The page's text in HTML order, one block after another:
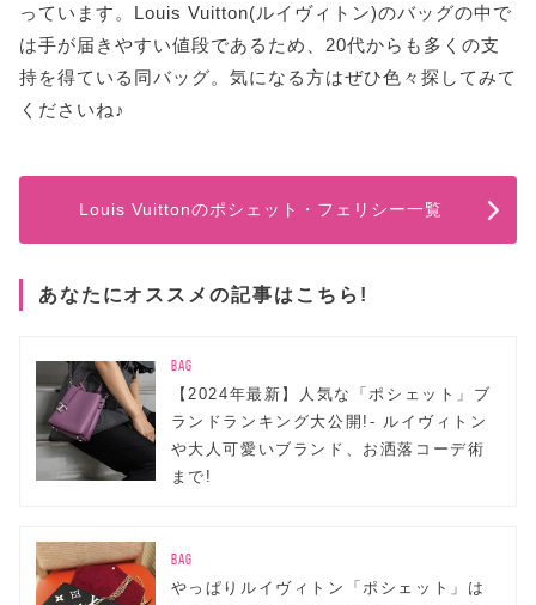
っています。Louis Vuitton(ルイヴィトン)のバッグの中で
は手が届きやすい値段であるため、20代からも多くの支
持を得ている同バッグ。気になる方はぜひ色々探してみて
くださいね♪
Louis Vuittonのポシェット・フェリシー一覧
あなたにオススメの記事はこちら!
BAG
【2024年最新】人気な「ポシェット」ブ
ランドランキング大公開!- ルイヴィトン
や大人可愛いブランド、お洒落コーデ術
まで!
BAG
やっぱりルイヴィトン「ポシェット」は